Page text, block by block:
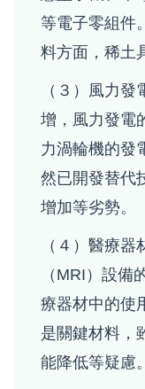
等電子零組件
料方面，稀土
（３）風力
增，風力發電
力渦輪機的發
然已開發替代
增加等劣勢。
（４）醫療
（MRI）設備
療器材中的使
是關鍵材料，
能降低等疑慮。